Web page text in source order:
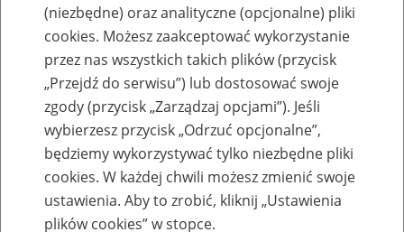
Emerytury
Baza zlikwidowanych lub
przekształconych zakładów pracy
(niezbędne) oraz analityczne (opcjonalne) pliki
cookies. Możesz zaakceptować wykorzystanie
przez nas wszystkich takich plików (przycisk
„Przejdź do serwisu”) lub dostosować swoje
zgody (przycisk „Zarządzaj opcjami”). Jeśli
wybierzesz przycisk „Odrzuć opcjonalne”,
będziemy wykorzystywać tylko niezbędne pliki
cookies. W każdej chwili możesz zmienić swoje
ustawienia. Aby to zrobić, kliknij „Ustawienia
plików cookies” w stopce.